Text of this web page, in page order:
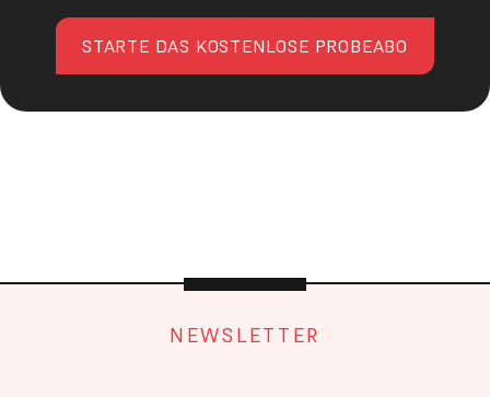
STARTE DAS KOSTENLOSE PROBEABO
NEWSLETTER